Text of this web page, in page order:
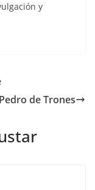
y
de Trones